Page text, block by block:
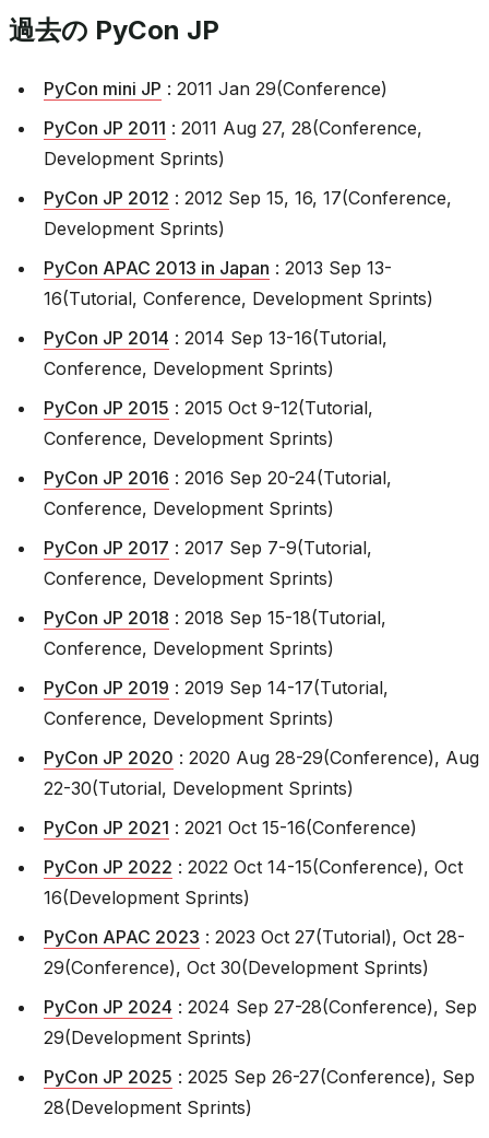
過去の PyCon JP
PyCon mini JP : 2011 Jan 29(Conference)
PyCon JP 2011 : 2011 Aug 27, 28(Conference,
Development Sprints)
PyCon JP 2012 : 2012 Sep 15, 16, 17(Conference,
Development Sprints)
PyCon APAC 2013 in Japan : 2013 Sep 13-
16(Tutorial, Conference, Development Sprints)
PyCon JP 2014 : 2014 Sep 13-16(Tutorial,
Conference, Development Sprints)
PyCon JP 2015 : 2015 Oct 9-12(Tutorial,
Conference, Development Sprints)
PyCon JP 2016 : 2016 Sep 20-24(Tutorial,
Conference, Development Sprints)
PyCon JP 2017 : 2017 Sep 7-9(Tutorial,
Conference, Development Sprints)
PyCon JP 2018 : 2018 Sep 15-18(Tutorial,
Conference, Development Sprints)
PyCon JP 2019 : 2019 Sep 14-17(Tutorial,
Conference, Development Sprints)
PyCon JP 2020 : 2020 Aug 28-29(Conference), Aug
22-30(Tutorial, Development Sprints)
PyCon JP 2021 : 2021 Oct 15-16(Conference)
PyCon JP 2022 : 2022 Oct 14-15(Conference), Oct
16(Development Sprints)
PyCon APAC 2023 : 2023 Oct 27(Tutorial), Oct 28-
29(Conference), Oct 30(Development Sprints)
PyCon JP 2024 : 2024 Sep 27-28(Conference), Sep
29(Development Sprints)
PyCon JP 2025 : 2025 Sep 26-27(Conference), Sep
28(Development Sprints)